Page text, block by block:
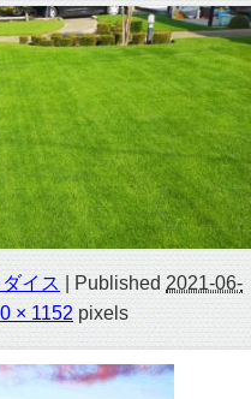
イス | Published 2021-06-
× 1152 pixels